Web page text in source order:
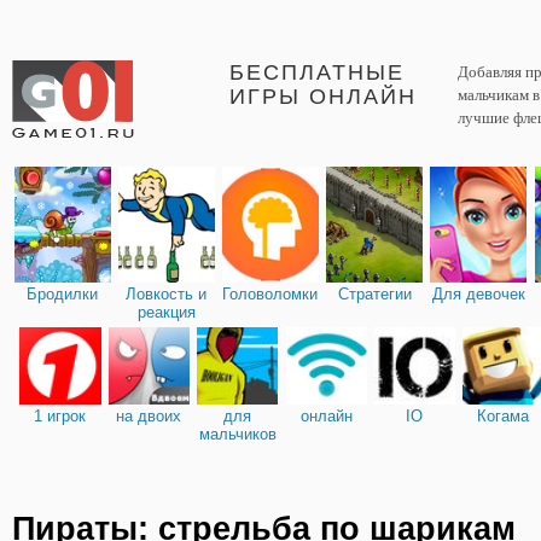
БЕСПЛАТНЫЕ
ИГРЫ ОНЛАЙН
Добавляя
мальчикам
лучшие
Бродилки
Ловкость и
реакция
Головоломки Стратегии Для девочек
1 игрок на двоих
для
мальчиков
онлайн IO Когама
Пираты: стрельба по шарикам